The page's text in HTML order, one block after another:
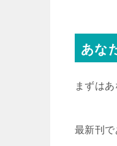
あな
まずは
最新刊で